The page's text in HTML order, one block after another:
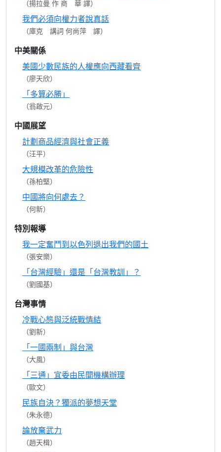
（揚拉曼 作 商 華 譯）
我們必須向權力者說真話
（庫克 講詞 何尚萍 譯）
中美關係
美國少數民族的人權應向西藏看齊
（廖天欣）
「多算必勝」
（翁啟元）
中國展望
計劃商品經濟與社會正義
（汪平）
大規模改革的危險性
（孫柏堅）
中國將向何處去？
（何新）
特別報導
我一定奮鬥到以色列退出我們的國土
（張安樂）
「台灣經驗」還是「台灣教訓」？
（劉國基）
台灣事情
冷戰心態與泛統戰情結
（劉新）
「一國兩制」與台灣
（大風）
「三通」宜委由民間機構辦理
（歐文）
民族自決？獨派的夢想天堂
（朱永德）
論放棄武力
（趙天楫）